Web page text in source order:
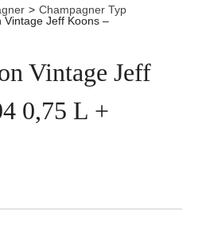
> Champagner Typ
Vintage Jeff Koons –
Vintage Jeff
0,75 L +